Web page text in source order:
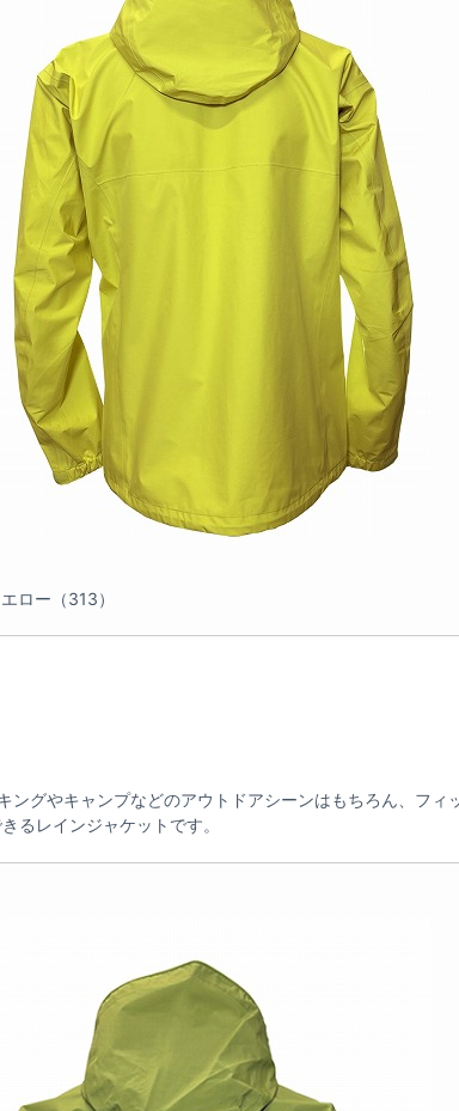
ロー（313）
グやキャンプなどのアウトドアシーンはもちろん、フィ
るレインジャケットです。